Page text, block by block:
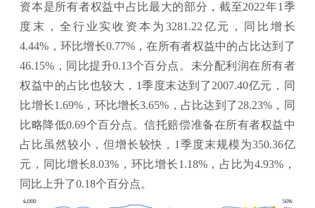
资本是所有者权益中占比最大的部分，截至2022年1季
度末，全行业实收资本为3281.22亿元，同比增长
4.44%，环比增长0.77%，在所有者权益中的占比达到了
46.15%，同比提升0.13个百分点。未分配利润在所有者
权益中的占比也较大，1季度末达到了2007.40亿元，同
比增长1.69%，环比增长3.65%，占比达到了28.23%，同
比略降低0.69个百分点。信托赔偿准备在所有者权益中
占比虽然较小，但增长较快，1季度末规模为350.36亿
元，同比增长8.03%，环比增长1.18%，占比为4.93%，
同比上升了0.18个百分点。